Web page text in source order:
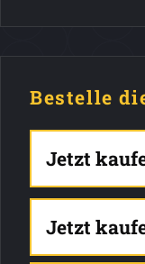
Bestelle
Jetzt
Jetzt